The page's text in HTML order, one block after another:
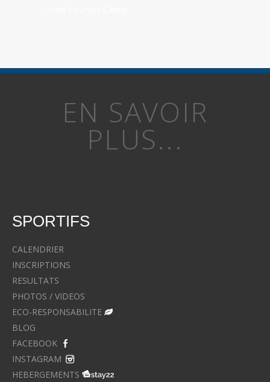
EN SAVOIR
PLUS...
SPORTIFS
CALENDRIER
INSCRIPTIONS
RESULTATS
PHOTOS / VIDEOS
ECO-RESPONSABILITE
BLOG
FACEBOOK
INSTAGRAM
HEBERGEMENTS